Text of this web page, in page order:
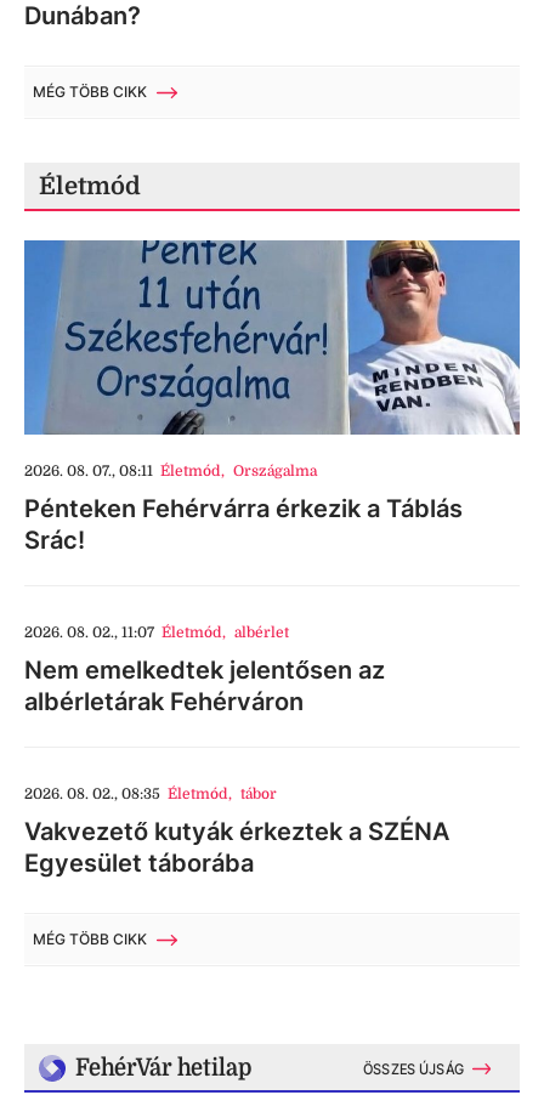
Dunában?
MÉG TÖBB CIKK
Életmód
2026. 08. 07., 08:11 Életmód, Országalma
Pénteken Fehérvárra érkezik a Táblás
Srác!
2026. 08. 02., 11:07 Életmód, albérlet
Nem emelkedtek jelentősen az
albérletárak Fehérváron
2026. 08. 02., 08:35 Életmód, tábor
Vakvezető kutyák érkeztek a SZÉNA
Egyesület táborába
MÉG TÖBB CIKK
FehérVár hetilap ÖSSZES ÚJSÁG